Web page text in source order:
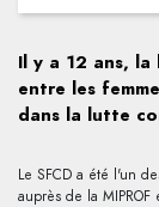
Il y a 12 ans,
entre les
dans la lutte
Le SFCD a été l'un
auprès de la